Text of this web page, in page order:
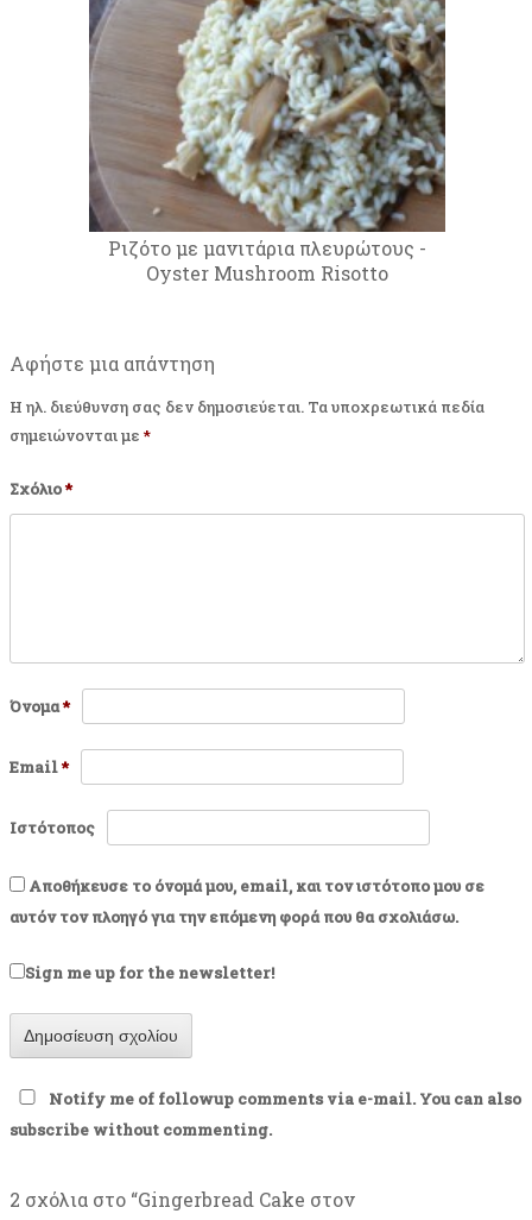
Ριζότο με μανιτάρια πλευρώτους -
Oyster Mushroom Risotto
Αφήστε μια απάντηση
Η ηλ. διεύθυνση σας δεν δημοσιεύεται. Τα υποχρεωτικά πεδία
σημειώνονται με *
Σχόλιο*
Όνομα*
Email*
Ιστότοπος
Αποθήκευσε το όνομά μου, email, και τον ιστότοπο μου σε
αυτόν τον πλοηγό για την επόμενη φορά που θα σχολιάσω.
Sign me up for the newsletter!
Notify me of followup comments via e-mail. You can also
subscribe without commenting.
2 σχόλια στο “Gingerbread Cake στον